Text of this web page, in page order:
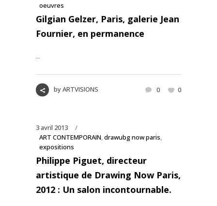
oeuvres
Gilgian Gelzer, Paris, galerie Jean
Fournier, en permanence
...
byARTVISIONS 0 0
3 avril 2013
ART CONTEMPORAIN,drawubg now paris,
expositions
Philippe Piguet, directeur
artistique de Drawing Now Paris,
2012 : Un salon incontournable.